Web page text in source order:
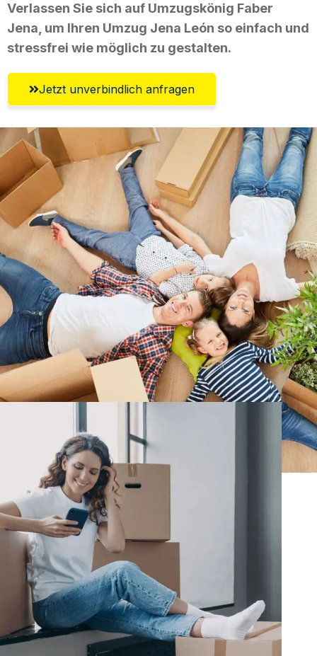
Verlassen Sie sich auf Umzugskönig Faber
Jena, um Ihren Umzug Jena León so einfach und
stressfrei wie möglich zu gestalten.
Jetzt unverbindlich anfragen